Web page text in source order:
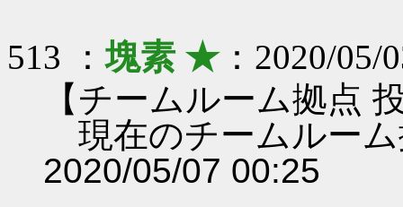
513 ：塊素 ★：2020/05/
【チームルーム拠点
現在のチームルー
2020/05/07 00:25